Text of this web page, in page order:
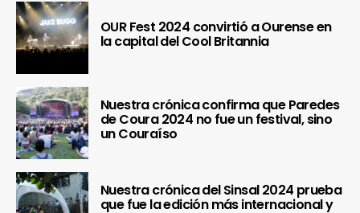
OUR Fest 2024 convirtió a Ourense en
la capital del Cool Britannia
Nuestra crónica confirma que Paredes
de Coura 2024 no fue un festival, sino
un Couraíso
Nuestra crónica del Sinsal 2024 prueba
que fue la edición más internacional y